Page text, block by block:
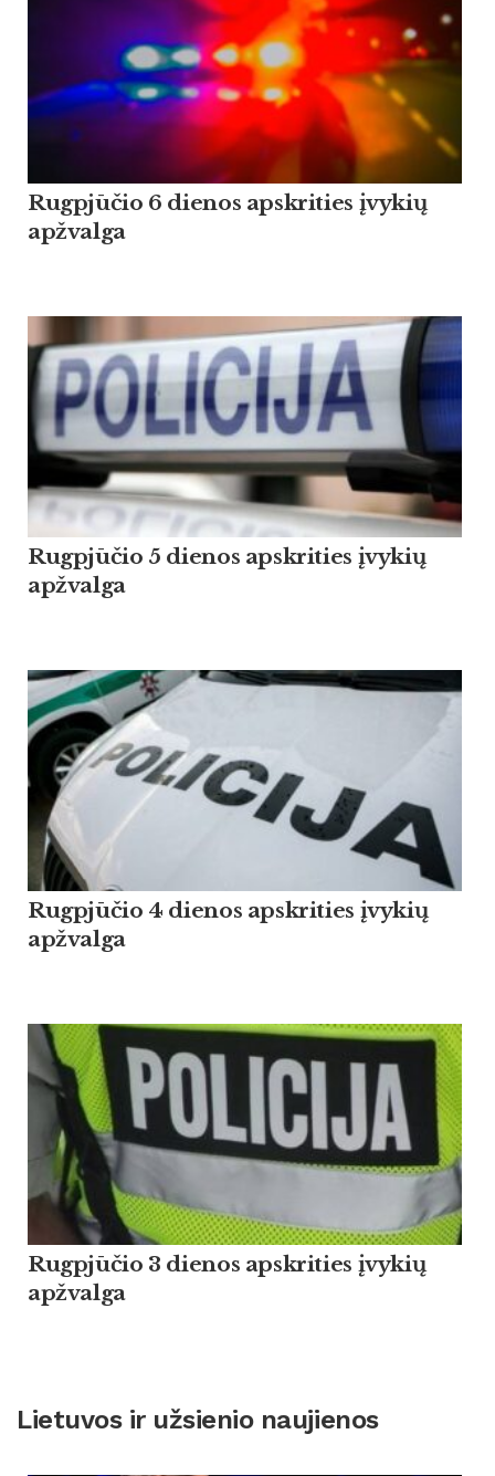
Rugpjūčio 6 dienos apskrities įvykių
apžvalga
Rugpjūčio 5 dienos apskrities įvykių
apžvalga
Rugpjūčio 4 dienos apskrities įvykių
apžvalga
Rugpjūčio 3 dienos apskrities įvykių
apžvalga
Lietuvos ir užsienio naujienos